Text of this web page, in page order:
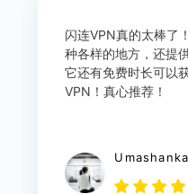
闪连VPN真的太棒了
种各样的地方，还提
它还有免费时长可以
VPN！真心推荐！